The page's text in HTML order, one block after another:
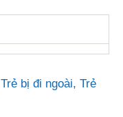
Trẻ bị đi ngoài, Trẻ